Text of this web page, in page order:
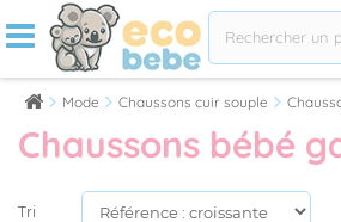
Mode Chaussons cuir souple
Chaussons bébé
Tri